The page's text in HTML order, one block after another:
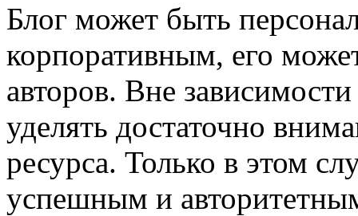
Блог может быть
корпоративным, его
авторов. Вне
уделять достаточно
ресурса. Только в этом
успешным и